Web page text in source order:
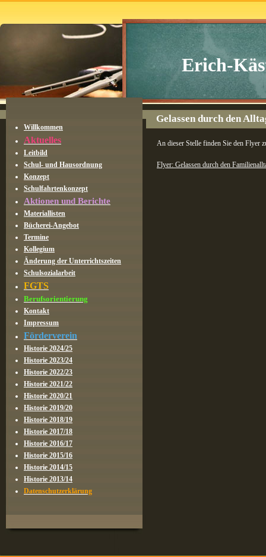
Erich-
Willkommen
Aktuelles
Leitbild
Schul- und Hausordnung
Konzept
Schulfahrtenkonzept
Aktionen und Berichte
Materiallisten
Bücherei-Angebot
Termine
Kollegium
Änderung der Unterrichtszeiten
Schulsozialarbeit
FGTS
Berufsorientierung
Kontakt
Impressum
Förderverein
Historie 2024/25
Historie 2023/24
Historie 2022/23
Historie 2021/22
Historie 2020/21
Historie 2019/20
Historie 2018/19
Historie 2017/18
Historie 2016/17
Historie 2015/16
Historie 2014/15
Historie 2013/14
Datenschutzerklärung
Gelassen durch den
An dieser Stelle finden Sie den Flyer
Flyer: Gelassen durch den